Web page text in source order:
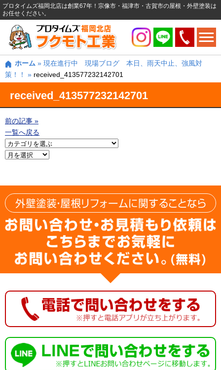
プロタイムズ福岡北店は創業67年！宗像市・福津市・古賀市の屋根・外壁塗装は
お任せください。
ホーム » 現在進行中 現場ブログ 本日、雨天中止、強風対
策！！
» received_413577232142701
received_413577232142701
前の記事 »
一覧へ戻る